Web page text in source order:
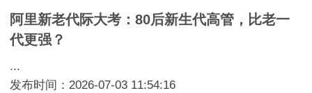
阿里新老代际大考：80后新生代高管，比老一
代更强？
...
发布时间：2026-07-03 11:54:16